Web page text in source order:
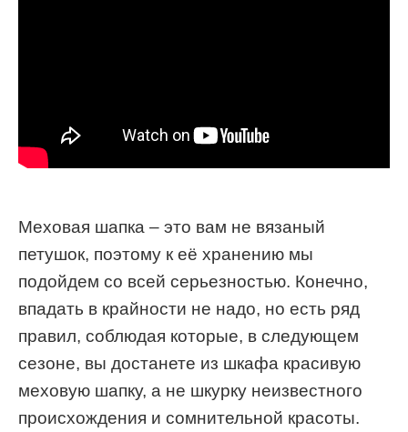
Меховая шапка – это вам не вязаный
петушок, поэтому к её хранению мы
подойдем со всей серьезностью. Конечно,
впадать в крайности не надо, но есть ряд
правил, соблюдая которые, в следующем
сезоне, вы достанете из шкафа красивую
меховую шапку, а не шкурку неизвестного
происхождения и сомнительной красоты.